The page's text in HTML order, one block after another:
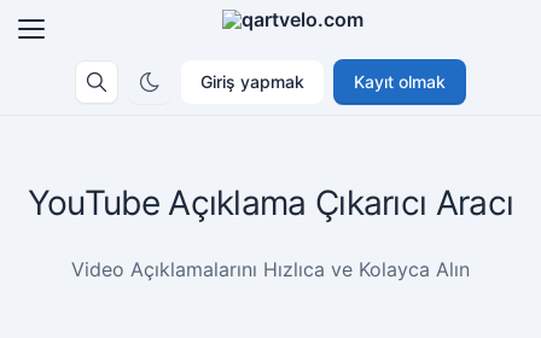
Giriş yapmak Kayıt olmak
YouTube Açıklama Çıkarıcı Aracı
Video Açıklamalarını Hızlıca ve Kolayca Alın